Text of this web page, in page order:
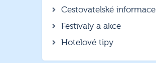
Cestovatelské informace
Festivaly a akce
Hotelové tipy